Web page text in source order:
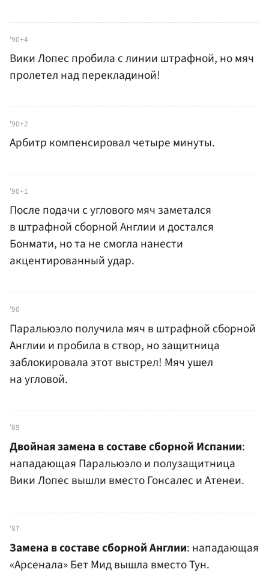
'90+4
Вики Лопес пробила с линии штрафной, но мяч
пролетел над перекладиной!
'90+2
Арбитр компенсировал четыре минуты.
'90+1
После подачи с углового мяч заметался
в штрафной сборной Англии и достался
Бонмати, но та не смогла нанести
акцентированный удар.
'90
Паральюэло получила мяч в штрафной сборной
Англии и пробила в створ, но защитница
заблокировала этот выстрел! Мяч ушел
на угловой.
'89
Двойная замена в составе сборной Испании:
нападающая Паральюэло и полузащитница
Вики Лопес вышли вместо Гонсалес и Атенеи.
'87
Замена в составе сборной Англии: нападающая
«Арсенала» Бет Мид вышла вместо Тун.